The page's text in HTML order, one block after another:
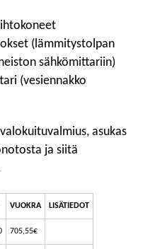
(lämmitystolpan
sähkömittariin)
(vesiennakko
asukas
ja siitä
VUOKRA LISÄTIEDOT
705,55€